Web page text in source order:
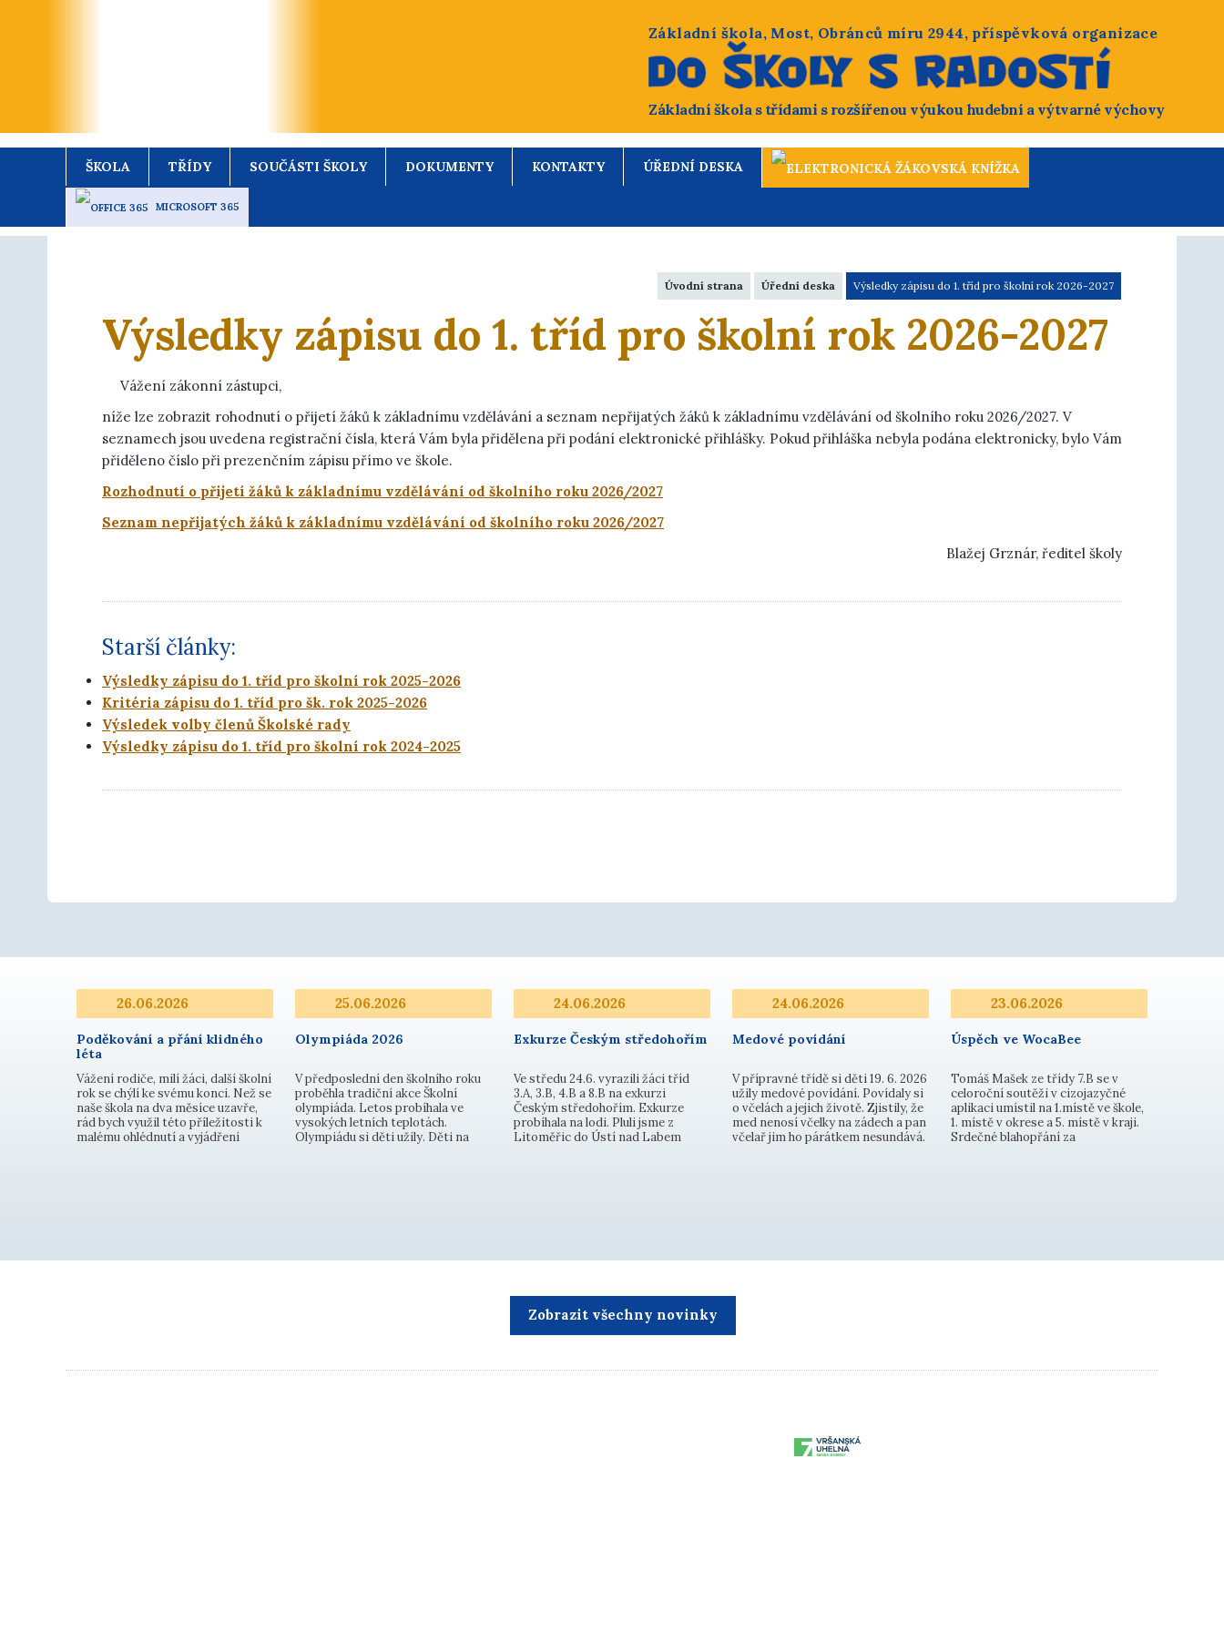
Základní škola, Most, Obránců míru 2944, příspěvková organizace
Základní škola s třídami s rozšířenou výukou hudební a výtvarné výchovy
ŠKOLA TŘÍDY SOUČÁSTI ŠKOLY DOKUMENTY KONTAKTY ÚŘEDNÍ DESKA
MICROSOFT 365
Úvodní strana Úřední deska Výsledky zápisu do 1. tříd pro školní rok 2026-2027
Výsledky zápisu do 1. tříd pro školní rok 2026-2027
Vážení zákonní zástupci,
níže lze zobrazit rohodnutí o přijetí žáků k základnímu vzdělávání a seznam nepřijatých žáků k základnímu vzdělávání od školního roku 2026/2027. V
seznamech jsou uvedena registrační čísla, která Vám byla přidělena při podání elektronické přihlášky. Pokud přihláška nebyla podána elektronicky, bylo Vám
přiděleno číslo při prezenčním zápisu přímo ve škole.
Rozhodnutí o přijetí žáků k základnímu vzdělávání od školního roku 2026/2027
Seznam nepřijatých žáků k základnímu vzdělávání od školního roku 2026/2027
Blažej Grznár, ředitel školy
Starší články:
Výsledky zápisu do 1. tříd pro školní rok 2025-2026
Kritéria zápisu do 1. tříd pro šk. rok 2025-2026
Výsledek volby členů Školské rady
Výsledky zápisu do 1. tříd pro školní rok 2024-2025
26.06.2026
Poděkování a přání klidného
léta
Vážení rodiče, milí žáci, další školní
rok se chýlí ke svému konci. Než se
naše škola na dva měsíce uzavře,
rád bych využil této příležitosti k
malému ohlédnutí a vyjádření
25.06.2026
Olympiáda 2026
V předposlední den školního roku
proběhla tradiční akce Školní
olympiáda. Letos probíhala ve
vysokých letních teplotách.
Olympiádu si děti užily. Děti na
24.06.2026
Exkurze Českým středohořím
Ve středu 24.6. vyrazili žáci tříd
3.A, 3.B, 4.B a 8.B na exkurzi
Českým středohořím. Exkurze
probíhala na lodi. Pluli jsme z
Litoměřic do Ústí nad Labem
24.06.2026
Medové povídání
V přípravné třídě si děti 19. 6. 2026
užily medové povídání. Povídaly si
o včelách a jejich životě. Zjistily, že
med nenosí včelky na zádech a pan
včelař jim ho párátkem nesundává.
23.06.2026
Úspěch ve WocaBee
Tomáš Mašek ze třídy 7.B se v
celoroční soutěži v cizojazyčné
aplikaci umístil na 1.místě ve škole,
1. místě v okrese a 5. místě v kraji.
Srdečné blahopřání za
Zobrazit všechny novinky